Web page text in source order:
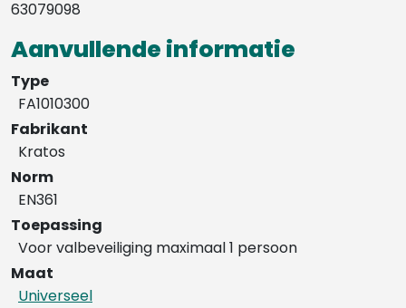
63079098
Aanvullende informatie
Type
FA1010300
Fabrikant
Kratos
Norm
EN361
Toepassing
Voor valbeveiliging maximaal 1 persoon
Maat
Universeel